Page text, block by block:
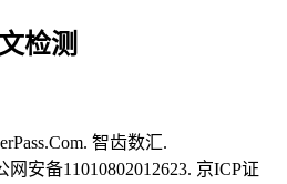
检测
智齿数汇.
网安备11010802012623. 京ICP证